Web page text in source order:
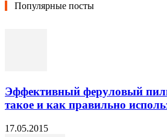
Популярные посты
Эффективный феруловый
такое и как правильно
17.05.2015